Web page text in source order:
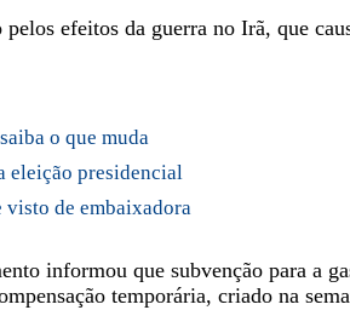
efeitos da guerra no Irã, que
o que muda
eleição presidencial
de embaixadora
informou que subvenção para a
temporária, criado na